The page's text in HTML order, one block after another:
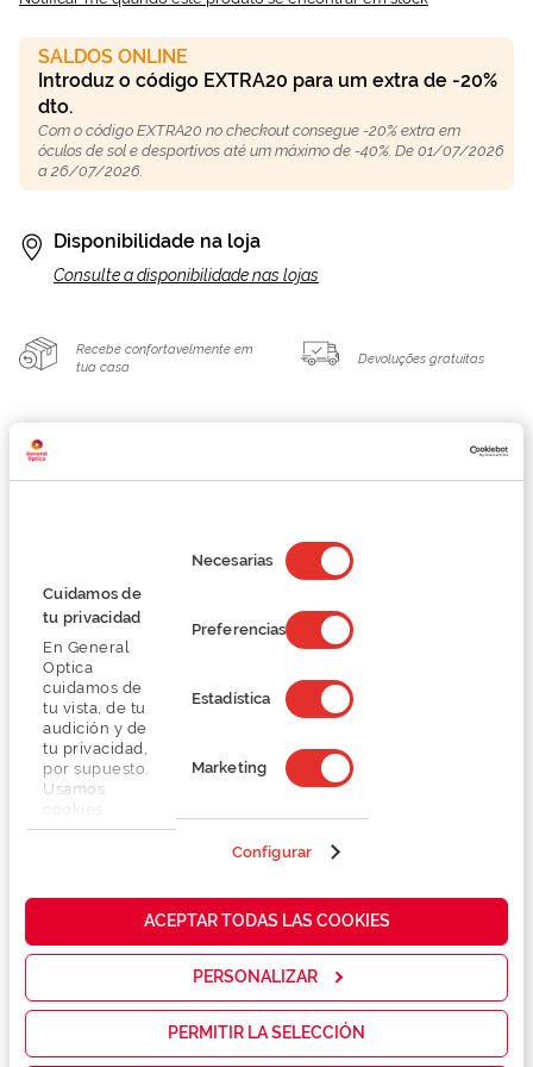
Cuidamos de
tu privacidad
En General
Optica
cuidamos de
tu vista, de tu
audición y de
tu privacidad,
por supuesto.
Usamos
propias y de
cómo mejorar
servicios y
las
que realmente
de
consentimiento
Necesarias
Preferencias
Estadística
Marketing
Configurar
ACEPTAR TODAS LAS COOKIES
PERSONALIZAR
PERMITIR LA SELECCIÓN
SALDOS ONLINE
Introduz o código EXTRA20 para um extra de -20%
dto.
Com o código EXTRA20 no checkout consegue -20% extra em
óculos de sol e desportivos até um máximo de -40%. De 01/07/2026
a 26/07/2026.
Disponibilidade na loja
Consulte a disponibilidade nas lojas
Recebe confortavelmente em
tua casa
Devoluções gratuitas
Marca
Conselhos
Serviços exclusivos
GARANTIA DE
GARANTIA DE
FABRICO
GARANTIA DE
CONTACTO